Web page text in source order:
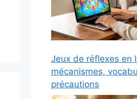
Jeux de réflexes en
mécanismes,
précautions